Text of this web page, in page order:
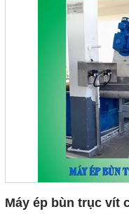
Máy ép bùn trục vít